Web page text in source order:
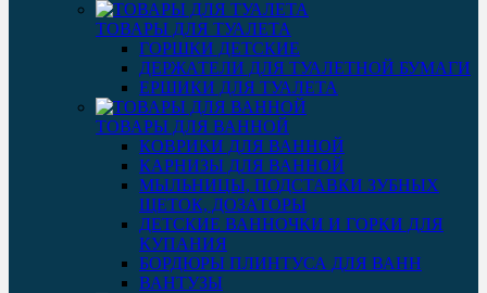
ТОВАРЫ ДЛЯ ТУАЛЕТА
ГОРШКИ ДЕТСКИЕ
ДЕРЖАТЕЛИ ДЛЯ ТУАЛЕТНОЙ БУМАГИ
ЕРШИКИ ДЛЯ ТУАЛЕТА
ТОВАРЫ ДЛЯ ВАННОЙ
КОВРИКИ ДЛЯ ВАННОЙ
КАРНИЗЫ ДЛЯ ВАННОЙ
МЫЛЬНИЦЫ, ПОДСТАВКИ ЗУБНЫХ
ЩЕТОК, ДОЗАТОРЫ
ДЕТСКИЕ ВАННОЧКИ И ГОРКИ ДЛЯ
КУПАНИЯ
БОРДЮРЫ ПЛИНТУСА ДЛЯ ВАНН
ВАНТУЗЫ